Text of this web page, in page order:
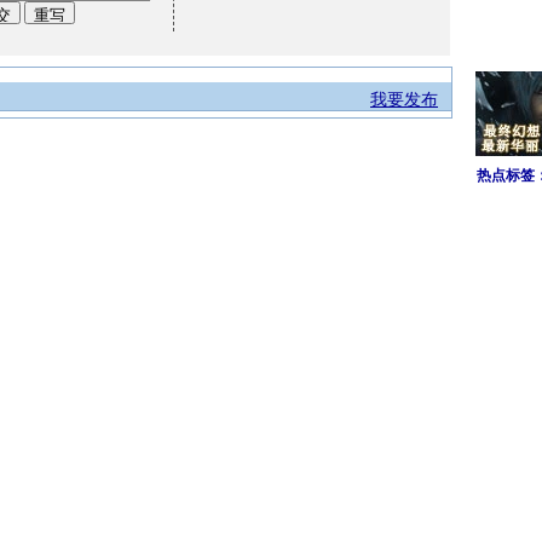
我要发布
热点标签